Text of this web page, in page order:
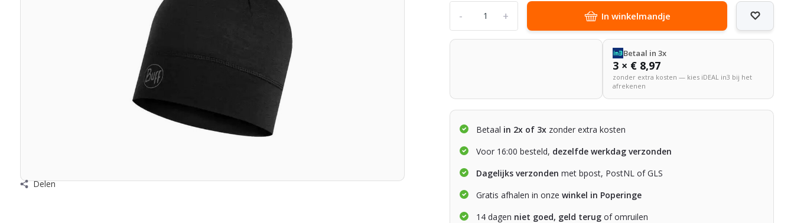
Delen
+
- In winkelmandje
Betaal in 3x
3 × € 8,97
zonder extra kosten — kies iDEAL in3 bij het
afrekenen
Betaal in 2x of 3x zonder extra kosten
Voor 16:00 besteld, dezelfde werkdag verzonden
Dagelijks verzonden met bpost, PostNL of GLS
Gratis afhalen in onzewinkel in Poperinge
14 dagen niet goed, geld terug of omruilen